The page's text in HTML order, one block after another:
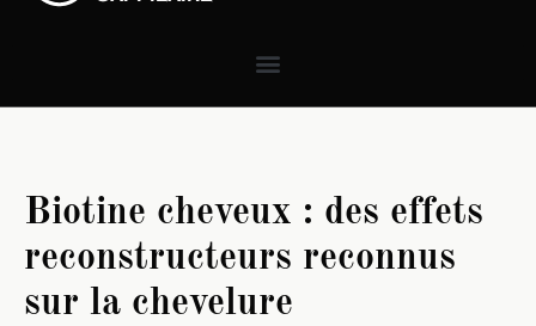
Biotine cheveux : des effets
reconstructeurs reconnus
sur la chevelure